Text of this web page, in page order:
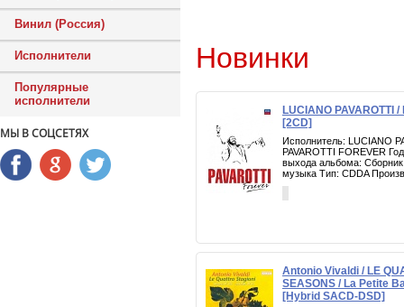
Винил (Россия)
Исполнители
Популярные
исполнители
МЫ В СОЦСЕТЯХ
Новинки
LUCIANO PAVAROTTI
[2CD]
Исполнитель: LUCIANO
PAVAROTTI FOREVER
выхода альбома:
музыка Тип: CDDA
Antonio Vivaldi / LE
SEASONS / La Petite
[Hybrid SACD-DSD]